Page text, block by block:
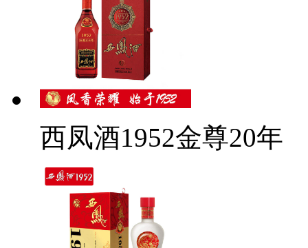
西凤酒1952金尊20年